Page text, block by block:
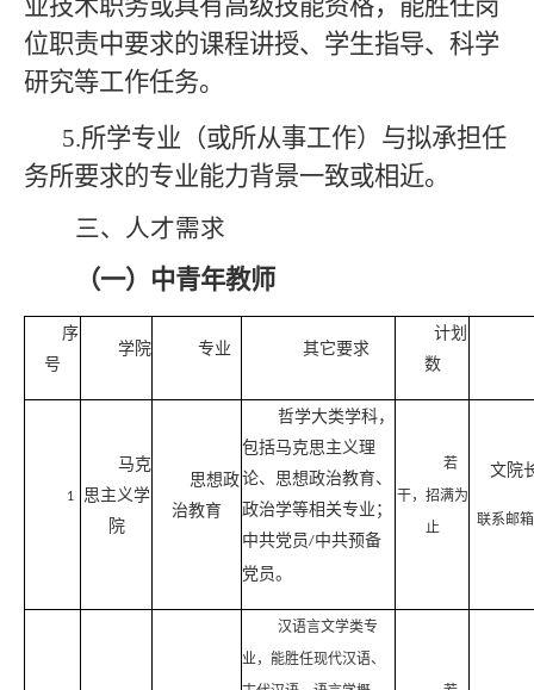
业技术职务或具有高级技能资格，能胜任岗
位职责中要求的课程讲授、学生指导、科学
研究等工作任务。
5.所学专业（或所从事工作）与拟承担任
务所要求的专业能力背景一致或相近。
三、 人才需求
（一）中青年教师
序
号
学院 专业 其它要求
计划
数
1
马克
思主义学
院
思想政
治教育
哲学大类学科，
包括马克思主义理
论、思想政治教育、
政治学等相关专业；
中共党员/中共预备
党员。
若
干，招满为
止
文院
联系邮
汉语言文学类专
业，能胜任现代汉语、